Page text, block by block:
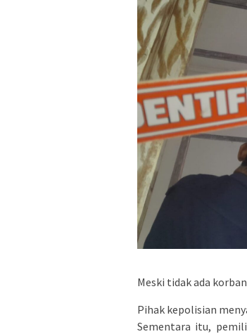
Meski tidak ada
Pihak kepolisian
Sementara itu,